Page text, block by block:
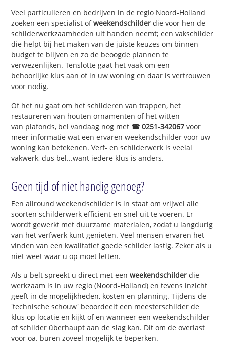
Veel particulieren en bedrijven in de regio Noord-Holland
zoeken een specialist ofweekendschilder die voor hen de
schilderwerkzaamheden uit handen neemt; een vakschilder
die helpt bij het maken van de juiste keuzes om binnen
budget te blijven en zo de beoogde plannen te
verwezenlijken. Tenslotte gaat het vaak om een
behoorlijke klus aan of in uw woning en daar is vertrouwen
voor nodig.
Of het nu gaat om het schilderen van trappen, het
restaureren van houten ornamenten of het witten
van plafonds, bel vandaag nog met ☎ 0251-342067 voor
meer informatie wat een ervaren weekendschilder voor uw
woning kan betekenen.Verf- en schilderwerk is veelal
vakwerk, dus bel...want iedere klus is anders.
Geen tijd of niet handig genoeg?
Een allround weekendschilder is in staat om vrijwel alle
soorten schilderwerk efficiënt en snel uit te voeren. Er
wordt gewerkt met duurzame materialen, zodat u langdurig
van het verfwerk kunt genieten. Veel mensen ervaren het
vinden van een kwalitatief goede schilder lastig. Zeker als u
niet weet waar u op moet letten.
Als u belt spreekt u direct met eenweekendschilder die
werkzaam is in uw regio (Noord-Holland) en tevens inzicht
geeft in de mogelijkheden, kosten en planning. Tijdens de
'technische schouw' beoordeelt een meesterschilder de
klus op locatie en kijkt of en wanneer een weekendschilder
of schilder überhaupt aan de slag kan. Dit om de overlast
voor oa. buren zoveel mogelijk te beperken.